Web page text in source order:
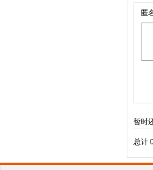
匿
暂时
总计